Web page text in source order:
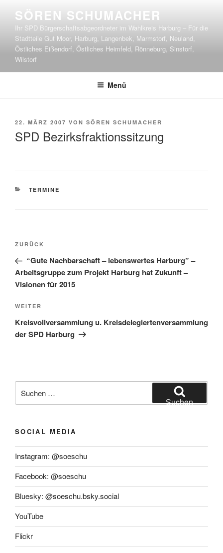
Inhalt
springen
SÖREN SCHUMACHER
Ihr SPD Bürgerschaftsabgeordneter im Wahlkreis Harburg – Für die
Stadtteile Gut Moor, Harburg, Langenbek, Marmstorf, Neuland,
Östliches Eißendorf, Östliches Heimfeld, Rönneburg, Sinstorf,
Wilstorf
Menü
VERÖFFENTLICHT
22. MÄRZ 2007 VON SÖREN SCHUMACHER
SPD Bezirksfraktionssitzung
KATEGORIEN
TERMINE
Beitragsnavigation
Vorheriger
Beitrag
ZURÜCK
“Gute Nachbarschaft – lebenswertes Harburg” –
Arbeitsgruppe zum Projekt Harburg hat Zukunft –
Visionen für 2015
Nächster
Beitrag
WEITER
Kreisvollversammlung u. Kreisdelegiertenversammlung
der SPD Harburg
nach:
Suchen
SOCIAL MEDIA
Instagram: @soeschu
Facebook: @soeschu
Bluesky: @soeschu.bsky.social
YouTube
Flickr